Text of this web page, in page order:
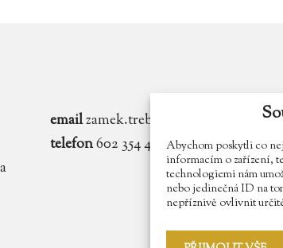
Abychom poskytli co
informacím o zařízení,
technologiemi nám
nebo jedinečná ID na
nepříznivě ovlivnit
emailzamek.trebesice@volny.cz
telefon602 354 467